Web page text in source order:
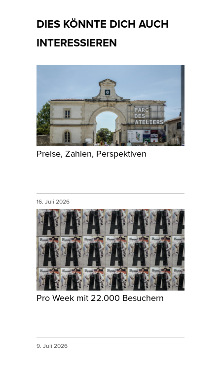
DIES KÖNNTE DICH AUCH
INTERESSIEREN
Preise, Zahlen, Perspektiven
16. Juli 2026
Pro Week mit 22.000 Besuchern
9. Juli 2026